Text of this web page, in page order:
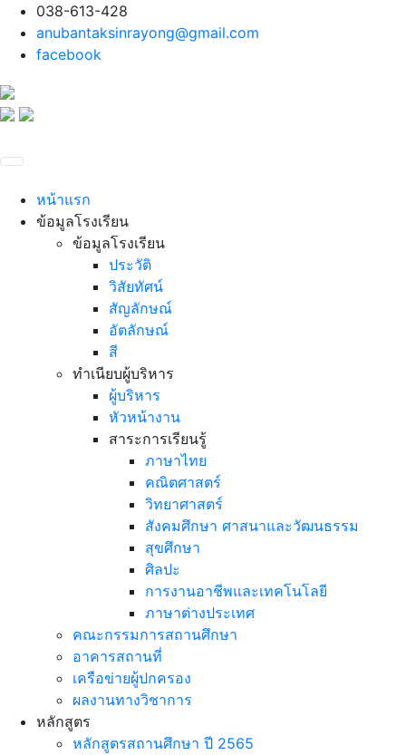
038-613-428
anubantaksinrayong@gmail.com
facebook
หน้าแรก
ข้อมูลโรงเรียน
ข้อมูลโรงเรียน
ประวัติ
วิสัยทัศน์
สัญลักษณ์
อัตลักษณ์
สี
ทำเนียบผู้บริหาร
ผู้บริหาร
หัวหน้างาน
สาระการเรียนรู้
ภาษาไทย
คณิตศาสตร์
วิทยาศาสตร์
สังคมศึกษา ศาสนาและวัฒนธรรม
สุขศึกษา
ศิลปะ
การงานอาชีพและเทคโนโลยี
ภาษาต่างประเทศ
คณะกรรมการสถานศึกษา
อาคารสถานที่
เครือข่ายผู้ปกครอง
ผลงานทางวิชาการ
หลักสูตร
หลักสูตรสถานศึกษา ปี 2565